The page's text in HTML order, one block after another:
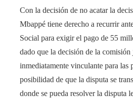
Con la decisión de no acatar la
Mbappé tiene derecho a recurrir
Social para exigir el pago de 55
dado que la decisión de la
inmediatamente vinculante para las
posibilidad de que la disputa se
donde se pueda resolver la disputa